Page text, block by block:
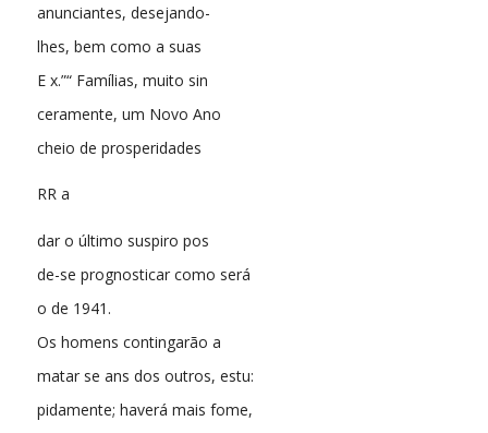
anunciantes, desejando-
lhes, bem como a suas
E x.”“ Famílias, muito sin
ceramente, um Novo Ano
cheio de prosperidades
RR a
dar o último suspiro pos
de-se prognosticar como será
o de 1941.
Os homens contingarão a
matar se ans dos outros, estu:
pidamente; haverá mais fome,